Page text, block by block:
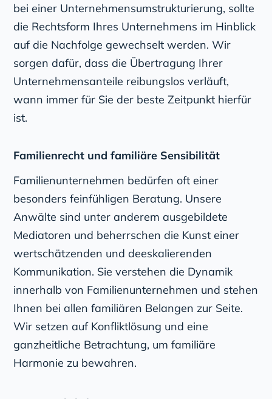
bei einer Unternehmensumstrukturierung, sollte
die Rechtsform Ihres Unternehmens im Hinblick
auf die Nachfolge gewechselt werden. Wir
sorgen dafür, dass die Übertragung Ihrer
Unternehmensanteile reibungslos verläuft,
wann immer für Sie der beste Zeitpunkt hierfür
ist.
Familienrecht und familiäre Sensibilität
Familienunternehmen bedürfen oft einer
besonders feinfühligen Beratung. Unsere
Anwälte sind unter anderem ausgebildete
Mediatoren und beherrschen die Kunst einer
wertschätzenden und deeskalierenden
Kommunikation. Sie verstehen die Dynamik
innerhalb von Familienunternehmen und stehen
Ihnen bei allen familiären Belangen zur Seite.
Wir setzen auf Konfliktlösung und eine
ganzheitliche Betrachtung, um familiäre
Harmonie zu bewahren.